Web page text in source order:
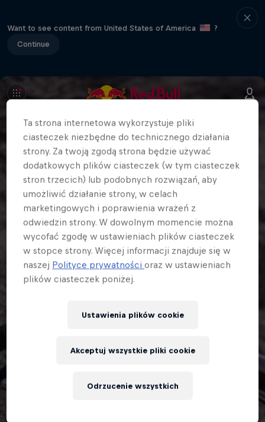
Want to see content from United States of America
?
Continue
Ta strona internetowa wykorzystuje pliki
ciasteczek niezbędne do technicznego działania
strony. Za twoją zgodą strona będzie używać
dodatkowych plików ciasteczek (w tym ciasteczek
stron trzecich) lub podobnych rozwiązań, aby
umożliwić działanie strony, w celach
marketingowych i poprawienia wrażeń z
odwiedzin strony. W dowolnym momencie można
wycofać zgodę w ustawieniach plików ciasteczek
w stopce strony. Więcej informacji znajduje się w
naszej Polityce prywatnościoraz w ustawieniach
plików ciasteczek poniżej.
Ustawienia plików cookie
Odrzucenie wszystkich
Akceptuj wszystkie pliki cookie